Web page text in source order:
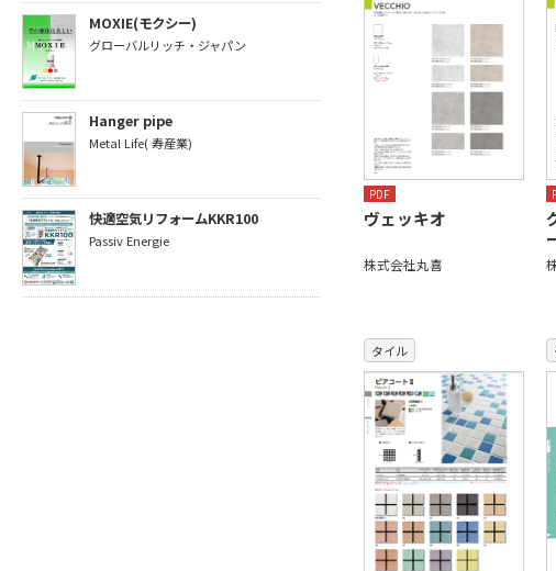
MOXIE(モクシー)
グローバルリッチ・ジャパン
Hanger pipe
Metal Life( 寿産業)
快適空気リフォームKKR100
Passiv Energie
PDF
ヴェッキオ
株式会社丸喜
タイル